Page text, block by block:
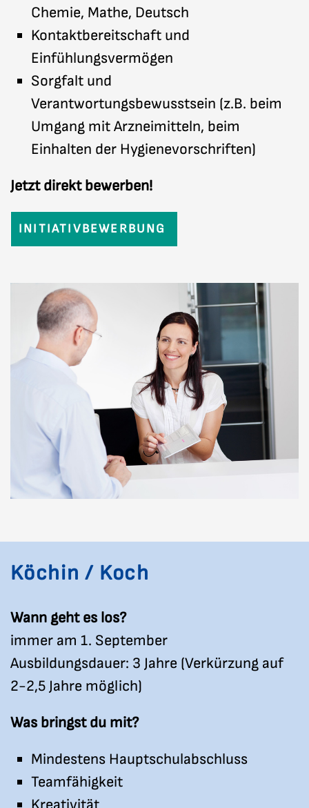
Chemie, Mathe, Deutsch
Kontaktbereitschaft und
Einfühlungsvermögen
Sorgfalt und
Verantwortungsbewusstsein (z.B. beim
Umgang mit Arzneimitteln, beim
Einhalten der Hygienevorschriften)
Jetzt direkt bewerben!
INITIATIVBEWERBUNG
Köchin / Koch
Wann geht es los?
immer am 1. September
Ausbildungsdauer: 3 Jahre (Verkürzung auf
2-2,5 Jahre möglich)
Was bringst du mit?
Mindestens Hauptschulabschluss
Teamfähigkeit